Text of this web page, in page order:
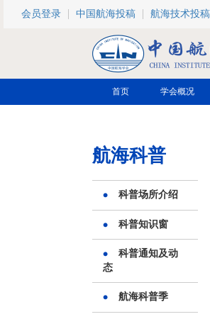
跳转到主要内容
会员登录 中国航海投稿 航海技术投稿
首页 学会概况
航海科普
科普场所介绍
科普知识窗
科普通知及动
态
航海科普季